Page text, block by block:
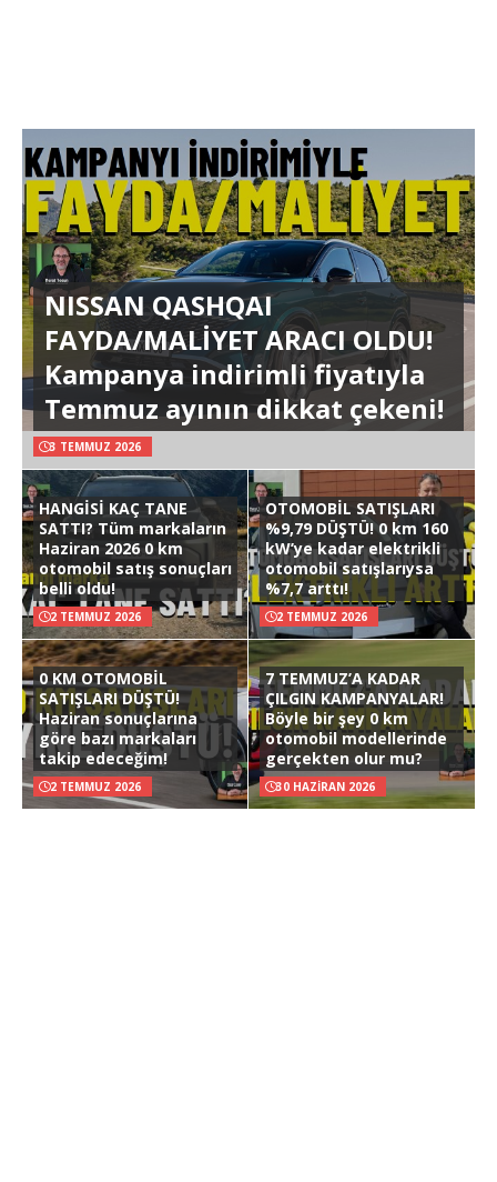
NISSAN QASHQAI
FAYDA/MALİYET ARACI OLDU!
Kampanya indirimli fiyatıyla
Temmuz ayının dikkat çekeni!
3 TEMMUZ 2026
HANGİSİ KAÇ TANE
SATTI? Tüm markaların
Haziran 2026 0 km
otomobil satış sonuçları
belli oldu!
2 TEMMUZ 2026
OTOMOBİL SATIŞLARI
%9,79 DÜŞTÜ! 0 km 160
kW’ye kadar elektrikli
otomobil satışlarıysa
%7,7 arttı!
2 TEMMUZ 2026
0 KM OTOMOBİL
SATIŞLARI DÜŞTÜ!
Haziran sonuçlarına
göre bazı markaları
takip edeceğim!
2 TEMMUZ 2026
7 TEMMUZ’A KADAR
ÇILGIN KAMPANYALAR!
Böyle bir şey 0 km
otomobil modellerinde
gerçekten olur mu?
30 HAZIRAN 2026